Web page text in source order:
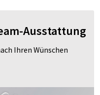
Ausstattung
Ihren Wünschen